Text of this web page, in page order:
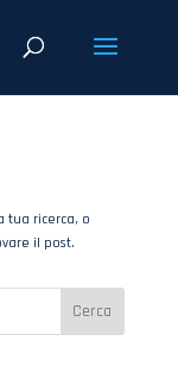
tua ricerca, o
il post.